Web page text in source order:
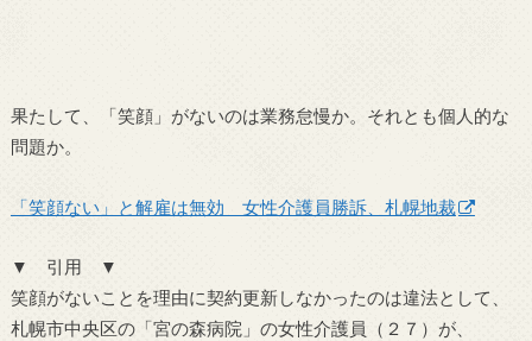
果たして、「笑顔」がないのは業務怠慢か。それとも個人的な
問題か。
「笑顔ない」と解雇は無効 女性介護員勝訴、札幌地裁
▼ 引用 ▼
笑顔がないことを理由に契約更新しなかったのは違法として、
札幌市中央区の「宮の森病院」の女性介護員（２７）が、